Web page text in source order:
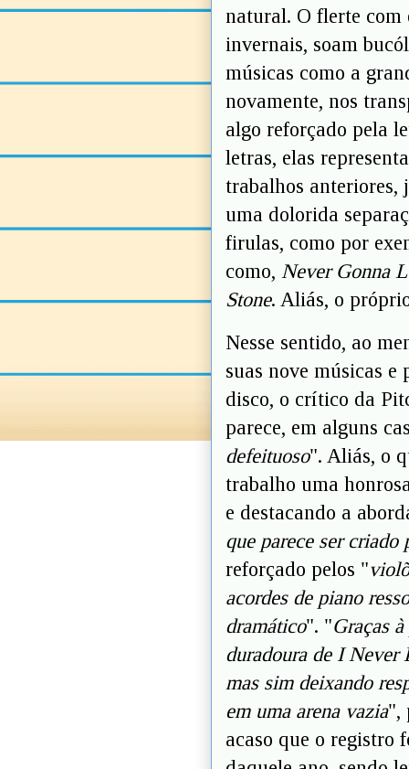
natural. O flerte com
invernais, soam
músicas como a
novamente, nos
algo reforçado pela
letras, elas
trabalhos anteriores,
uma dolorida
firulas, como por
como, Never Gonna
Stone. Aliás, o
Nesse sentido, ao
suas nove músicas
disco, o crítico da
parece, em alguns
defeituoso". Aliás, o
trabalho uma
e destacando a
que parece ser
reforçado pelos "
acordes de piano
dramático". "Graças
duradoura de I Never
mas sim deixando
em uma arena vazia",
acaso que o registro